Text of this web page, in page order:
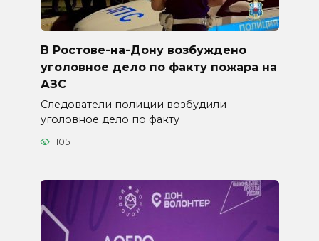
В Ростове-на-Дону возбуждено
уголовное дело по факту пожара на
АЗС
Следователи полиции возбудили
уголовное дело по факту
105